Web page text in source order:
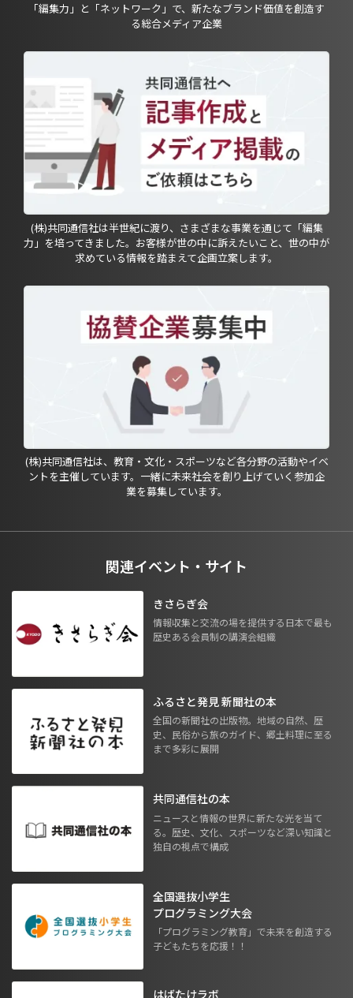
「編集力」と「ネットワーク」で、新たなブランド価値を創造す
る総合メディア企業
(株)共同通信社は半世紀に渡り、さまざまな事業を通じて「編集
力」を培ってきました。お客様が世の中に訴えたいこと、世の中が
求めている情報を踏まえて企画立案します。
(株)共同通信社は、教育・文化・スポーツなど各分野の活動やイベ
ントを主催しています。一緒に未来社会を創り上げていく参加企
業を募集しています。
関連イベント・サイト
きさらぎ会
情報収集と交流の場を提供する日本で最も
歴史ある会員制の講演会組織
ふるさと発見 新聞社の本
全国の新聞社の出版物。地域の自然、歴
史、民俗から旅のガイド、郷土料理に至る
まで多彩に展開
共同通信社の本
ニュースと情報の世界に新たな光を当て
る。歴史、文化、スポーツなど深い知識と
独自の視点で構成
全国選抜小学生
プログラミング大会
「プログラミング教育」で未来を創造する
子どもたちを応援！！
はばたけラボ